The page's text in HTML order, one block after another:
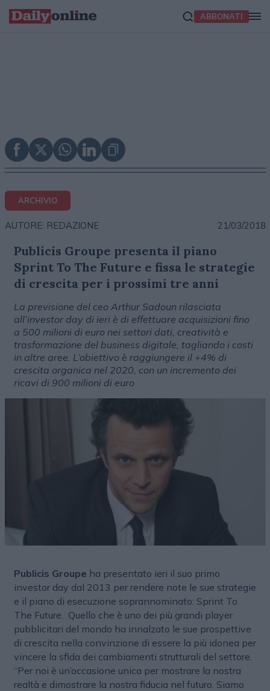
ABBONATI
ARCHIVIO
AUTORE: REDAZIONE 21/03/2018
Publicis Groupe presenta il piano
Sprint To The Future e fissa le strategie
di crescita per i prossimi tre anni
La previsione del ceo Arthur Sadoun rilasciata
all’investor day di ieri è di effettuare acquisizioni fino
a 500 milioni di euro nei settori dati, creatività e
trasformazione del business digitale, tagliando i costi
in altre aree. L’obiettivo è raggiungere il +4% di
crescita organica nel 2020, con un incremento dei
ricavi di 900 milioni di euro
Publicis Groupe ha presentato ieri il suo primo
investor day dal 2013 per rendere note le sue strategie
e il piano di esecuzione soprannominato: Sprint To
The Future.
Quello che è uno dei più grandi player
pubblicitari del mondo ha innalzato le sue prospettive
di crescita nella convinzione di essere la più idonea per
vincere la sfida dei cambiamenti strutturali del settore.
“Per noi è un’occasione unica per mostrare la nostra
realtà e dimostrare la nostra fiducia nel futuro. Siamo